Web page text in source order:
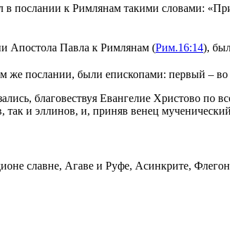
в послании к Римлянам такими словами:
Апостола Павла к Римлянам (Рим.16:14),
же послании, были епископами: первый –
благовествуя Евангелие Христово по
и эллинов, и, приняв венец
славне, Агаве и Руфе, Асинкрите,